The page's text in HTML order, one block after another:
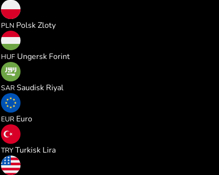
PLN Polsk Zloty
HUF Ungersk Forint
SAR Saudisk Riyal
EUR Euro
TRY Turkisk Lira